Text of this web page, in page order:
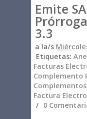
Emite
3.3
a la/s
Etiquetas:
Facturas
Complemento
Complementos
Factura
0